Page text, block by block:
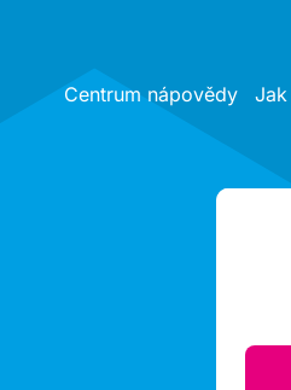
Centrum nápovědy